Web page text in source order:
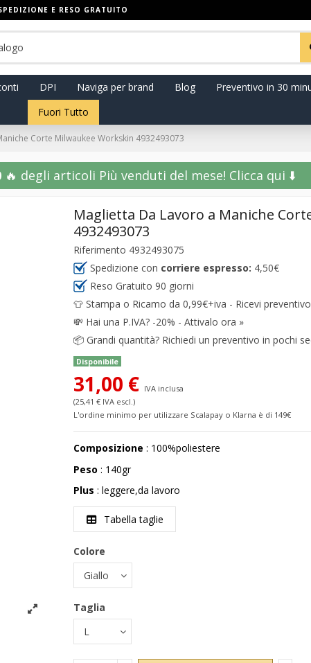
E RESO GRATUITO
DPI Naviga per brand Blog Preventivo in 30
Fuori Tutto
Corte Milwaukee Workskin 4932493073
🔥 degli articoli Più venduti del mese!️ Clicca qui ⬇️
Maglietta Da Lavoro a Maniche
4932493073
Riferimento 4932493075
Spedizione con corriere espresso: 4,50€
Reso Gratuito 90 giorni
👕 Stampa o Ricamo da 0,99€+iva - Ricevi
💸 Hai una P.IVA? -20% - Attivalo ora »
📦 Grandi quantità? Richiedi un preventivo in pochi
Disponibile
31,00 € IVA inclusa
(25,41 € IVA escl.)
L'ordine minimo per utilizzare Scalapay o Klarna è di 149€
Composizione : 100%poliestere
Peso : 140gr
Plus : leggere,da lavoro
Tabella taglie
Colore
Taglia